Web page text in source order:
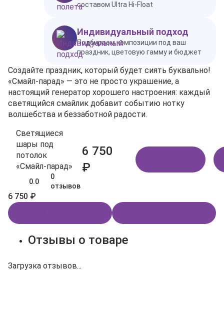
составом Ultra Hi-Float
Индивидуальный подход
Подбираем композиции под ваш
праздник, цветовую гамму и бюджет
Создайте праздник, который будет сиять буквально!
«Смайл‑парад» — это не просто украшение, а
настоящий генератор хорошего настроения: каждый
светящийся смайлик добавит событию нотку
волшебства и беззаботной радости.
Светящиеся
шары под
потолок
«Смайл‑парад»
0.0
0
отзывов
6 750
₽
6 750 ₽
Отзывы о товаре
Загрузка отзывов...